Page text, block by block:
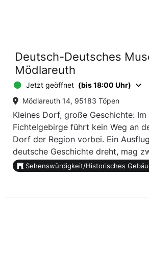
Deutsch-Deutsches
Mödlareuth
Jetzt geöffnet (bis 18:00 Uhr)
Mödlareuth 14, 95183 Töpen
Kleines Dorf, große Geschichte:
Fichtelgebirge führt kein Weg an
Dorf der Region vorbei. Ein
deutsche Geschichte dreht, mag
ersten Momentlahm klingen. Wenn
erklärt, warum ein Dorf im
weltberühmt ist, ist das Interesse
Sehenswürdigkeit/Historisches